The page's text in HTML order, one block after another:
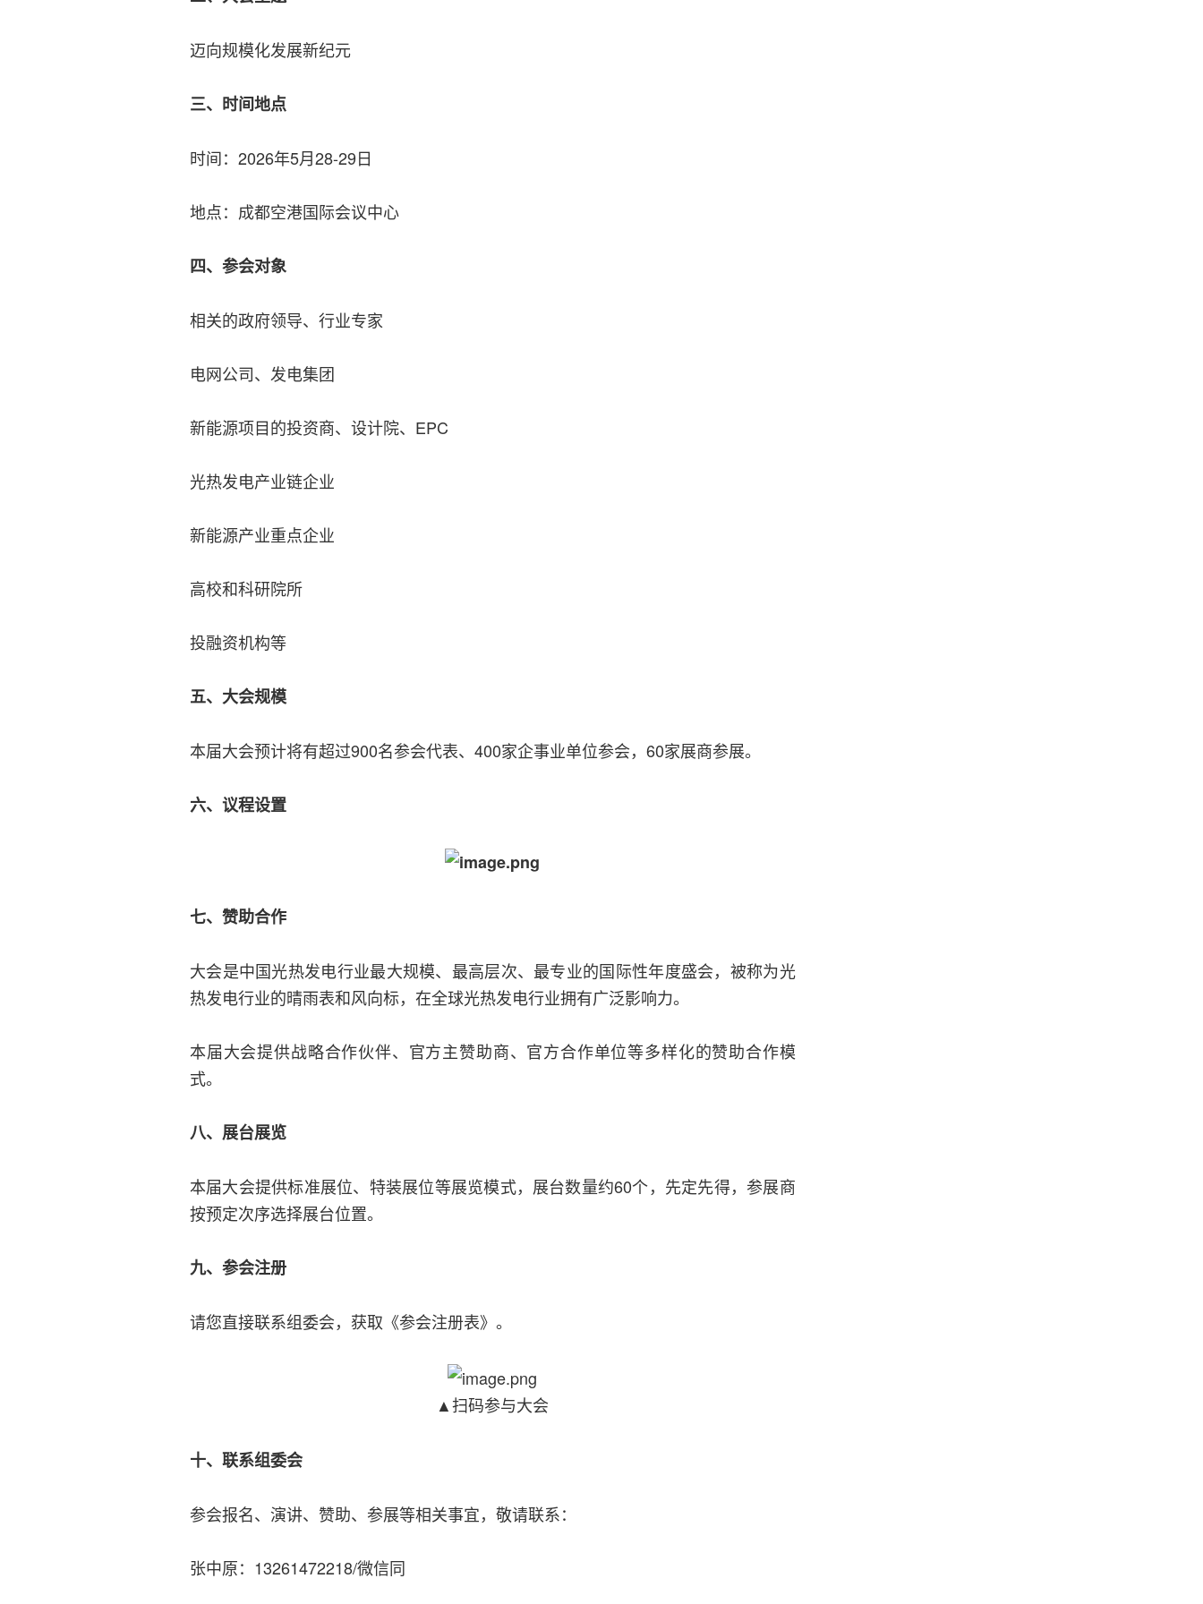
迈向规模化发展新纪元
三、时间地点
时间：2026年5月28-29日
地点：成都空港国际会议中心
四、参会对象
相关的政府领导、行业专家
电网公司、发电集团
新能源项目的投资商、设计院、EPC
光热发电产业链企业
新能源产业重点企业
高校和科研院所
投融资机构等
五、大会规模
本届大会预计将有超过900名参会代表、400家企事业单位参会，60家展商参展。
六、议程设置
七、赞助合作
大会是中国光热发电行业最大规模、最高层次、最专业的国际性年度盛会，被称为光
热发电行业的晴雨表和风向标，在全球光热发电行业拥有广泛影响力。
本届大会提供战略合作伙伴、官方主赞助商、官方合作单位等多样化的赞助合作模
式。
八、展台展览
本届大会提供标准展位、特装展位等展览模式，展台数量约60个，先定先得，参展商
按预定次序选择展台位置。
九、参会注册
请您直接联系组委会，获取《参会注册表》。
▲扫码参与大会
十、联系组委会
参会报名、演讲、赞助、参展等相关事宜，敬请联系：
张中原：13261472218/微信同